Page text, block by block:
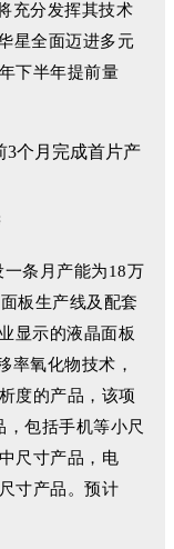
充分发挥其技术
星全面迈进多元
下半年提前量
条月产能为18万
板生产线及配套
显示的液晶面板
率氧化物技术，
度的产品，该项
，包括手机等小尺
尺寸产品，电
寸产品。预计